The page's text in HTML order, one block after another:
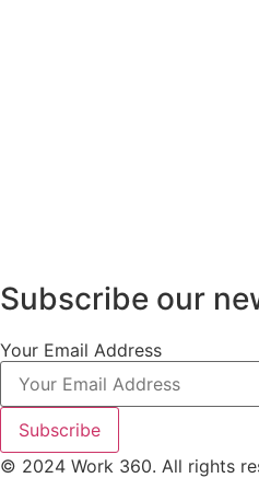
Subscribe our
Your Email Address
Subscribe
© 2024 Work 360. All rights